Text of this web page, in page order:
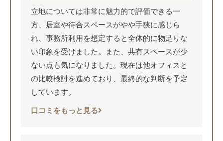
立地については非常に魅力的で評価できる一
方、居室や待合スペースがやや手狭に感じら
れ、事務所利用を想定すると全体的に物足りな
い印象を受けました。また、共有スペースが少
ない点も気になりました。現在は他オフィスと
の比較検討を進めており、最終的な判断を予定
しています。
口コミをもっと見る